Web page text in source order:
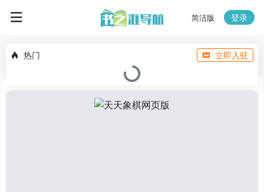
简洁版 登录
热门 立即入驻